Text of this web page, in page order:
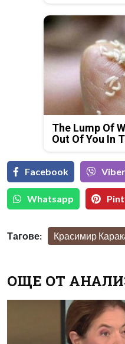
The Lump Of
Out Of You In
Facebook Viber
Whatsapp
Тагове: Красимир
ОЩЕ ОТ